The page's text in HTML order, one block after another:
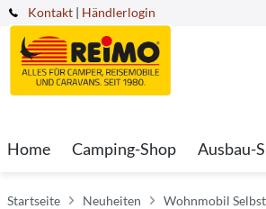
Kontakt | Händlerlogin
Home Camping-Shop Ausbau-
Startseite Neuheiten Wohnmobil